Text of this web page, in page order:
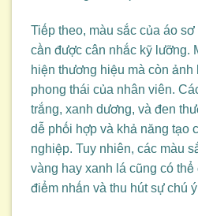
Tiếp theo, màu sắc của áo
cần được cân nhắc kỹ lưỡng.
hiện thương hiệu mà còn ảnh
phong thái của nhân viên.
trắng, xanh dương, và đen
dễ phối hợp và khả năng tạo
nghiệp. Tuy nhiên, các màu
vàng hay xanh lá cũng có
điểm nhấn và thu hút sự chú